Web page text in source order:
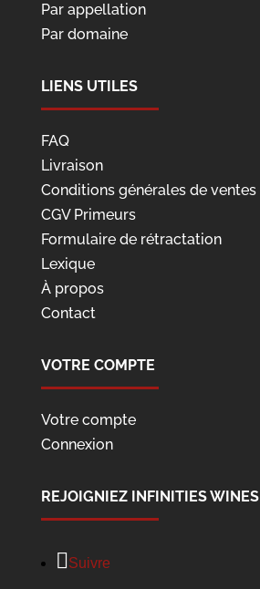
Par appellation
Par domaine
LIENS UTILES
FAQ
Livraison
Conditions générales de ventes
CGV Primeurs
Formulaire de rétractation
Lexique
À propos
Contact
VOTRE COMPTE
Votre compte
Connexion
REJOIGNIEZ INFINITIES WINES
Suivre